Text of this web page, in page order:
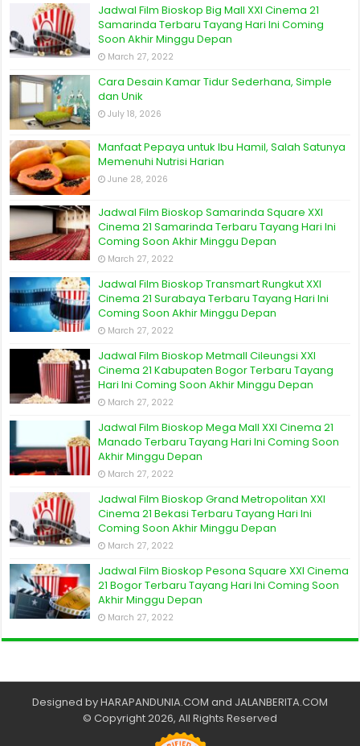
Jadwal Film Bioskop Big Mall XXI Cinema 21
Samarinda Terbaru Tayang Hari Ini Coming
Soon Akhir Minggu Depan
March 27, 2022
Cara Desain Kamar Tidur Sederhana, Simple
dan Unik
July 18, 2026
Manfaat Pepaya untuk Ibu Hamil, Salah Satunya
Memenuhi Nutrisi Harian
June 28, 2026
Jadwal Film Bioskop Samarinda Square XXI
Cinema 21 Samarinda Terbaru Tayang Hari Ini
Coming Soon Akhir Minggu Depan
March 27, 2022
Jadwal Film Bioskop Transmart Rungkut XXI
Cinema 21 Surabaya Terbaru Tayang Hari Ini
Coming Soon Akhir Minggu Depan
March 27, 2022
Jadwal Film Bioskop Metmall Cileungsi XXI
Cinema 21 Kabupaten Bogor Terbaru Tayang
Hari Ini Coming Soon Akhir Minggu Depan
March 27, 2022
Jadwal Film Bioskop Mega Mall XXI Cinema 21
Manado Terbaru Tayang Hari Ini Coming Soon
Akhir Minggu Depan
March 27, 2022
Jadwal Film Bioskop Grand Metropolitan XXI
Cinema 21 Bekasi Terbaru Tayang Hari Ini
Coming Soon Akhir Minggu Depan
March 27, 2022
Jadwal Film Bioskop Pesona Square XXI Cinema
21 Bogor Terbaru Tayang Hari Ini Coming Soon
Akhir Minggu Depan
March 27, 2022
Designed byHARAPANDUNIA.COM and JALANBERITA.COM
© Copyright 2026, All Rights Reserved